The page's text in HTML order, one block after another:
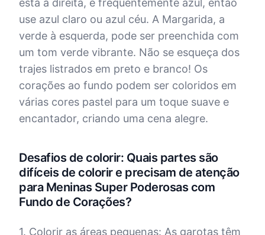
está à direita, é frequentemente azul, então
use azul claro ou azul céu. A Margarida, a
verde à esquerda, pode ser preenchida com
um tom verde vibrante. Não se esqueça dos
trajes listrados em preto e branco! Os
corações ao fundo podem ser coloridos em
várias cores pastel para um toque suave e
encantador, criando uma cena alegre.
Desafios de colorir: Quais partes são
difíceis de colorir e precisam de atenção
para Meninas Super Poderosas com
Fundo de Corações?
1. Colorir as áreas pequenas: As garotas têm